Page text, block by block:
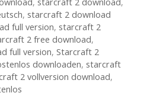
, starcraft 2 download
full version, starcraft 2
2 free download,
full version, Starcraft 2
downloaden, starcraft
2 vollversion download,